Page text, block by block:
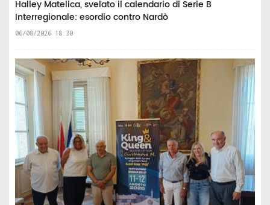
Halley Matelica, svelato il calendario di Serie B
Interregionale: esordio contro Nardò
06/08/2026 18:30